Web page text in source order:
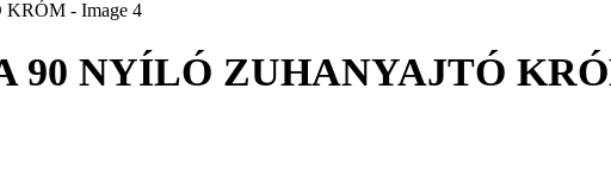
90 NYÍLÓ ZUHANYAJTÓ